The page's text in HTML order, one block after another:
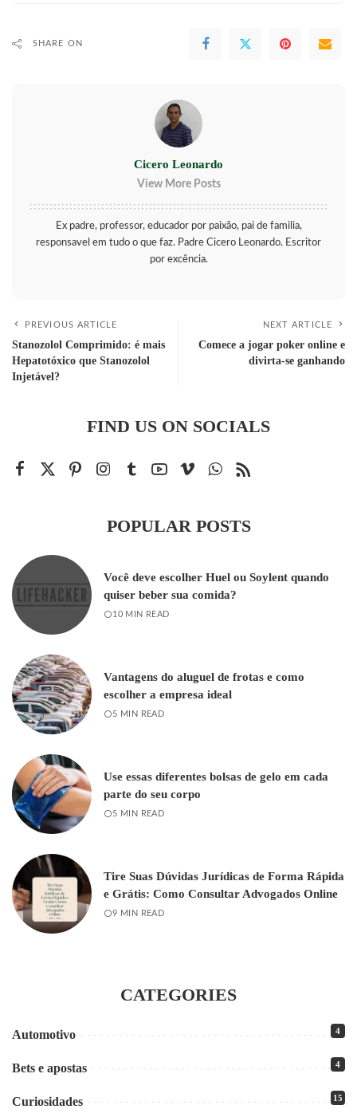
SHARE ON
Cicero Leonardo
View More Posts
Ex padre, professor, educador por paixão, pai de familia,
responsavel em tudo o que faz. Padre Cicero Leonardo. Escritor
por excência.
PREVIOUS ARTICLE
Stanozolol Comprimido: é mais
Hepatotóxico que Stanozolol
Injetável?
NEXT ARTICLE
Comece a jogar poker online e
divirta-se ganhando
FIND US ON SOCIALS
POPULAR POSTS
Você deve escolher Huel ou Soylent quando
quiser beber sua comida?
10 MIN READ
Vantagens do aluguel de frotas e como
escolher a empresa ideal
5 MIN READ
Use essas diferentes bolsas de gelo em cada
parte do seu corpo
5 MIN READ
Tire Suas Dúvidas Jurídicas de Forma Rápida
e Grátis: Como Consultar Advogados Online
9 MIN READ
CATEGORIES
Automotivo 4
Bets e apostas 4
Curiosidades 15